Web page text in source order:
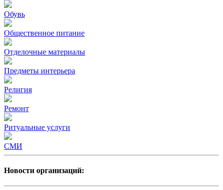
Обувь
Общественное питание
Отделочные материалы
Предметы интерьера
Религия
Ремонт
Ритуальные услуги
СМИ
Новости организаций: